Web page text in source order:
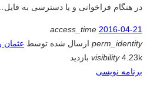
در هنگام فراخوانی و یا دسترسی به فایل…
access_time 2016-04-21
perm_identity ارسال شده توسط عثمان
visibility4.23k بازدید
برنامه نویسی